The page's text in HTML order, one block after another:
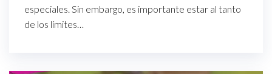
especiales. Sin embargo, es importante estar al tanto
de los límites…